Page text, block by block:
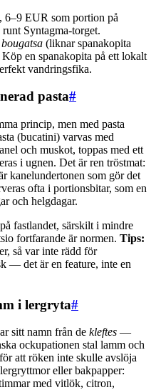
6–9 EUR som portion på
Syntagma-torget.
bougatsa (liknar spanakopita
Köp en spanakopita på ett lokalt
vandringsfika.
pasta#
princip, men med pasta
(bucatini) varvas med
och muskot, toppas med ett
i ugnen. Det är ren tröstmat:
kanelundertonen som gör det
ofta i portionsbitar, som en
och helgdagar.
fastlandet, särskilt i mindre
fortfarande är normen. Tips:
så var inte rädd för
— det är en feature, inte en
i lergryta#
sitt namn från de kleftes —
ockupationen stal lamm och
att röken inte skulle avslöja
eller bakpapper:
med vitlök, citron,